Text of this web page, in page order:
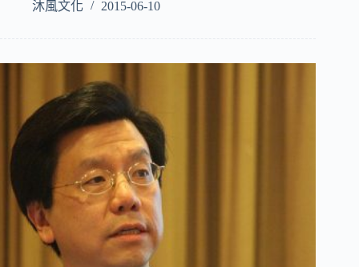
沐風文化
2015-06-10